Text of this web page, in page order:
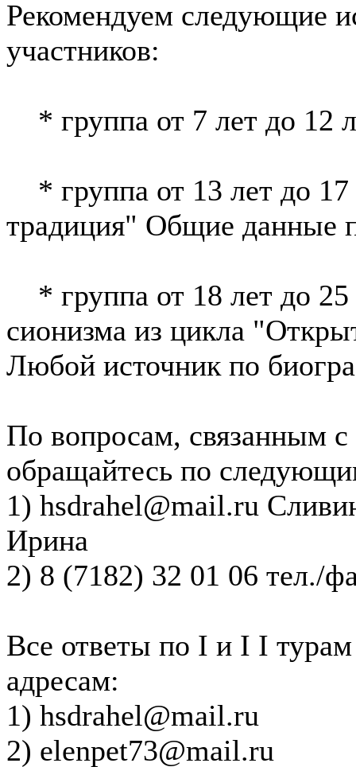
Рекомендуем следующие
участников:
* группа от 7 лет до 12
* группа от 13 лет до 17
традиция" Общие данные
* группа от 18 лет до
сионизма из цикла
Любой источник по
По вопросам, связанным с
обращайтесь по
1) hsdrahel@mail.ru
Ирина
2) 8 (7182) 32 01 06 тел./
Все ответы по I и I I
адресам:
1) hsdrahel@mail.ru
2) elenpet73@mail.ru